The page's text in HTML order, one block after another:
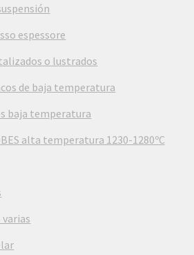
espessore
o lustrados
de baja temperatura
baja temperatura
alta temperatura 1230-1280ºC